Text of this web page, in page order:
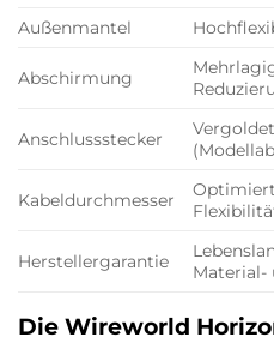
Außenmantel
Abschirmung
Anschlussstecker
Kabeldurchmesser
Herstellergarantie
Material-
Die Wireworld